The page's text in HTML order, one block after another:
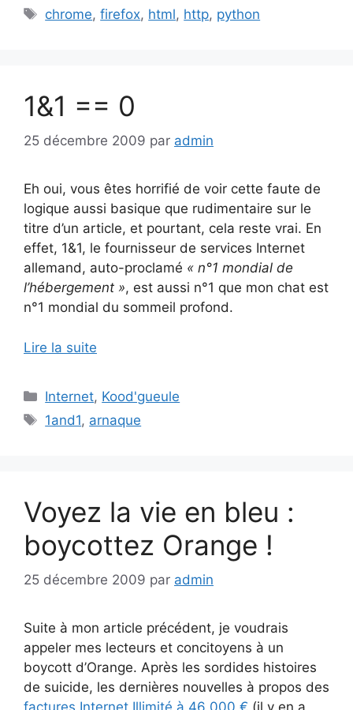
Étiquettes
chrome,firefox, html, http, python
1&1 == 0
25 décembre 2009 par admin
Eh oui, vous êtes horrifié de voir cette faute de
logique aussi basique que rudimentaire sur le
titre d’un article, et pourtant, cela reste vrai. En
effet, 1&1, le fournisseur de services Internet
allemand, auto-proclamé « n°1 mondial de
l’hébergement », est aussi n°1 que mon chat est
n°1 mondial du sommeil profond.
Lire la suite
Catégories
Internet, Kood'gueule
Étiquettes
1and1, arnaque
Voyez la vie en bleu :
boycottez Orange !
25 décembre 2009 par admin
Suite à mon article précédent, je voudrais
appeler mes lecteurs et concitoyens à un
boycott d’Orange. Après les sordides histoires
de suicide, les dernières nouvelles à propos des
factures Internet Illimité à 46 000 € (il y en a